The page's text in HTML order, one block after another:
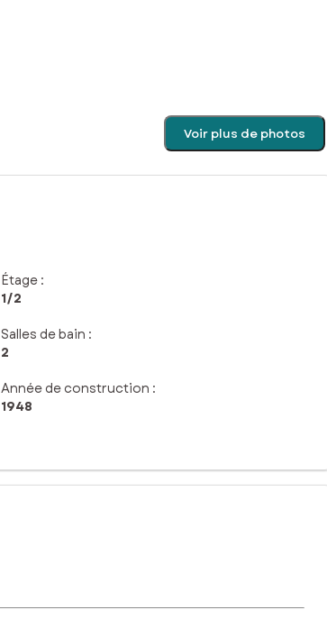
Voir plus de photos
Étage :
1/2
Salles de bain :
2
Année de construction :
1948